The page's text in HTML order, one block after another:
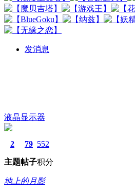
发消息
液晶显示器
2
主题
79
帖子
552
积分
地上的月影